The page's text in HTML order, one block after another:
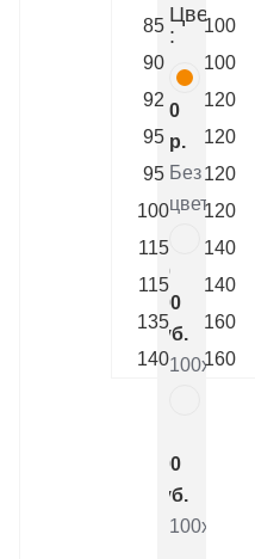
85
100
90
100
92
120
95
120
95
120
100
120
115
140
115
140
135
160
140
160
Цветник
:
0
р.
Без
цветника
10
200
руб.
100x90x5
800
руб.
100x90x8